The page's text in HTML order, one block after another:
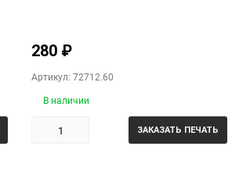
280 ₽
Артикул: 72712.60
В наличии
ЗАКАЗАТЬ ПЕЧАТЬ